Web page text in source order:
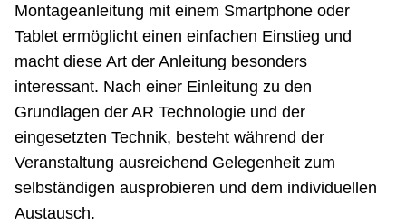
Montageanleitung mit einem Smartphone oder
Tablet ermöglicht einen einfachen Einstieg und
macht diese Art der Anleitung besonders
interessant. Nach einer Einleitung zu den
Grundlagen der AR Technologie und der
eingesetzten Technik, besteht während der
Veranstaltung ausreichend Gelegenheit zum
selbständigen ausprobieren und dem individuellen
Austausch.